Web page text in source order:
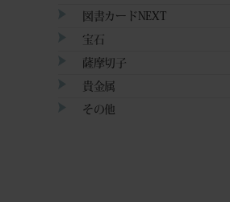
図書カードNEXT
宝石
薩摩切子
貴金属
その他